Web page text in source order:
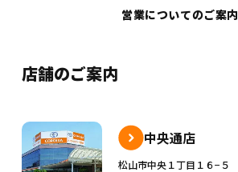
営業についてのご案内
店舗のご案内
中央通店
松山市中央１丁目１６−５